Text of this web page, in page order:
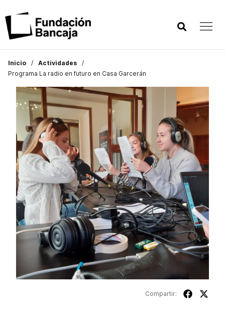
Inicio
Actividades
Programa La radio en futuro en Casa Garcerán
Compartir: